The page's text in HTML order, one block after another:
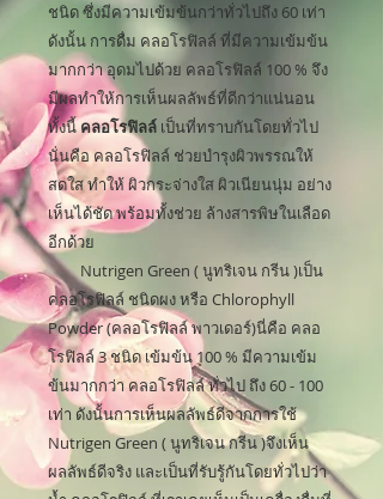
ชนิด ซึ่งมีความเข้มข้นกว่าทั่วไปถึง 60 เท่า
ดังนั้น การดื่ม คลอโรฟิลล์ ที่มีความเข้มข้น
มากกว่า อุดมไปด้วย คลอโรฟิลล์ 100 % จึง
มีผลทำให้การเห็นผลลัพธ์ที่ดีกว่าแน่นอน
ทั้งนี้คลอโรฟิลล์ เป็นที่ทราบกันโดยทั่วไป
นั่นคือ คลอโรฟิลล์ ช่วยบำรุงผิวพรรณให้
สดใส ทำให้ ผิวกระจ่างใส ผิวเนียนนุ่ม อย่าง
เห็นได้ชัด พร้อมทั้งช่วย ล้างสารพิษในเลือด
อีกด้วย
Nutrigen Green ( นูทริเจน กรีน )เป็น
คลอโรฟิลล์ ชนิดผง หรือ Chlorophyll
Powder (คลอโรฟิลล์ พาวเดอร์)นี่คือ คลอ
โรฟิลล์ 3 ชนิด เข้มข้น 100 % มีความเข้ม
ข้นมากกว่า คลอโรฟิลล์ ทั่วไป ถึง 60 - 100
เท่า ดังนั้นการเห็นผลลัพธ์ดีจากการใช้
Nutrigen Green ( นูทริเจน กรีน )จึงเห็น
ผลลัพธ์ดีจริง และเป็นที่รับรู้กันโดยทั่วไปว่า